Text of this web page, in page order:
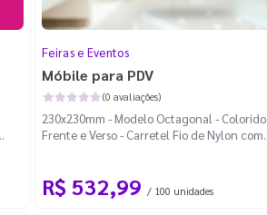
Feiras e Eventos
Móbile para PDV
(0 avaliações)
230x230mm - Modelo Octagonal - Colorido
Frente e Verso - Carretel Fio de Nylon com
R$ 532,99 / 100 unidades